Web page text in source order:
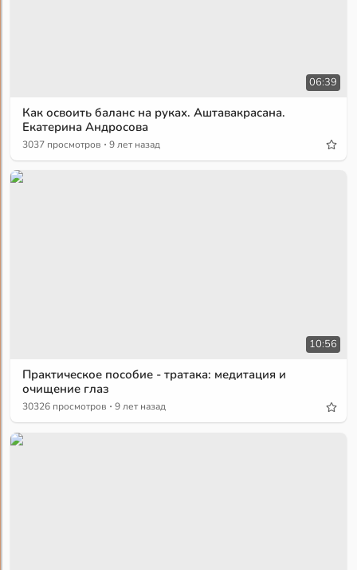
06:39
Как освоить баланс на руках. Аштавакрасана.
Екатерина Андросова
3037 просмотров · 9 лет назад
10:56
Практическое пособие - тратака: медитация и
очищение глаз
30326 просмотров · 9 лет назад